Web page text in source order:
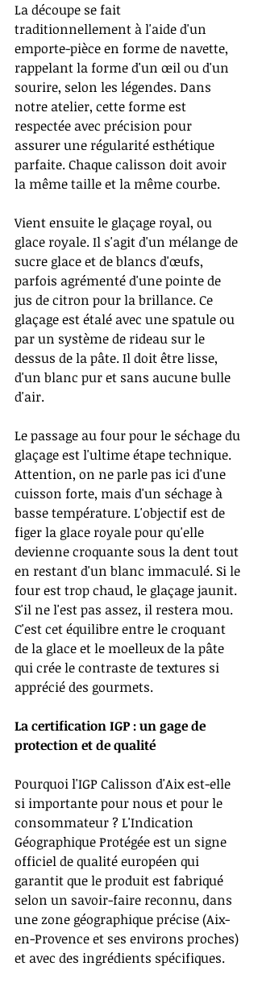
La découpe se fait
traditionnellement à l'aide d'un
emporte-pièce en forme de navette,
rappelant la forme d'un œil ou d'un
sourire, selon les légendes. Dans
notre atelier, cette forme est
respectée avec précision pour
assurer une régularité esthétique
parfaite. Chaque calisson doit avoir
la même taille et la même courbe.
Vient ensuite le glaçage royal, ou
glace royale. Il s'agit d'un mélange de
sucre glace et de blancs d'œufs,
parfois agrémenté d'une pointe de
jus de citron pour la brillance. Ce
glaçage est étalé avec une spatule ou
par un système de rideau sur le
dessus de la pâte. Il doit être lisse,
d'un blanc pur et sans aucune bulle
d'air.
Le passage au four pour le séchage du
glaçage est l'ultime étape technique.
Attention, on ne parle pas ici d'une
cuisson forte, mais d'un séchage à
basse température. L'objectif est de
figer la glace royale pour qu'elle
devienne croquante sous la dent tout
en restant d'un blanc immaculé. Si le
four est trop chaud, le glaçage jaunit.
S'il ne l'est pas assez, il restera mou.
C'est cet équilibre entre le croquant
de la glace et le moelleux de la pâte
qui crée le contraste de textures si
apprécié des gourmets.
La certification IGP : un gage de
protection et de qualité
Pourquoi l'IGP Calisson d'Aix est-elle
si importante pour nous et pour le
consommateur ? L'Indication
Géographique Protégée est un signe
officiel de qualité européen qui
garantit que le produit est fabriqué
selon un savoir-faire reconnu, dans
une zone géographique précise (Aix-
en-Provence et ses environs proches)
et avec des ingrédients spécifiques.